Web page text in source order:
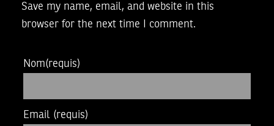
Save my name, email, and website in this
browser for the next time I comment.
Nom(requis)
Email (requis)